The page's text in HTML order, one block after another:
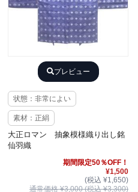
プレビュー
状態：非常によい
素材：正絹
大正ロマン 抽象模様織り出し銘
仙羽織
期間限定50％OFF！
¥1,500
(税込 ¥1,650)
通常価格 ¥3,000 (税込 ¥3,300)